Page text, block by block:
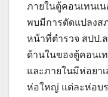
ภายในตู้คอนเทนเ
พบมีการดัดแปลงส
หน้าที่ตำรวจ สปป.
ด้านในของตู้คอนเ
และภายในมีห่อยา
ห่อใหญ่ แต่ละห่อบร